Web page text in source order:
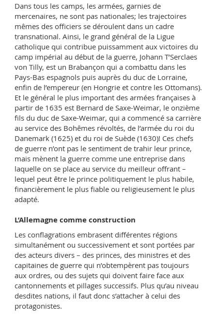
Dans tous les camps, les armées, garnies de
mercenaires, ne sont pas nationales; les trajectoires
mêmes des officiers se déroulent dans un cadre
transnational. Ainsi, le grand général de la Ligue
catholique qui contribue puissamment aux victoires du
camp impérial au début de la guerre, Johann T’Serclaes
von Tilly, est un Brabançon qui a combattu dans les
Pays-Bas espagnols puis auprès du duc de Lorraine,
enfin de l’empereur (en Hongrie et contre les Ottomans).
Et le général le plus important des armées françaises à
partir de 1635 est Bernard de Saxe-Weimar, le onzième
fils du duc de Saxe-Weimar, qui a commencé sa carrière
au service des Bohêmes révoltés, de l’armée du roi du
Danemark (1625) et du roi de Suède (1630)! Ces chefs
de guerre n’ont pas le sentiment de trahir leur prince,
mais mènent la guerre comme une entreprise dans
laquelle on se place au service du meilleur offrant –
lequel peut être le prince politiquement le plus habile,
financièrement le plus fiable ou religieusement le plus
adapté.
L’Allemagne comme construction
Les conflagrations embrasent différentes régions
simultanément ou successivement et sont portées par
des acteurs divers – des princes, des ministres et des
capitaines de guerre qui n’obtempèrent pas toujours
aux ordres, ou des sujets qui doivent faire face aux
cantonnements et pillages successifs. Plus qu’au niveau
desdites nations, il faut donc s’attacher à celui des
protagonistes.